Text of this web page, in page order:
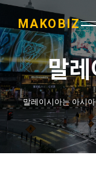
MAKOBIZ
말
말레이시아는 아시